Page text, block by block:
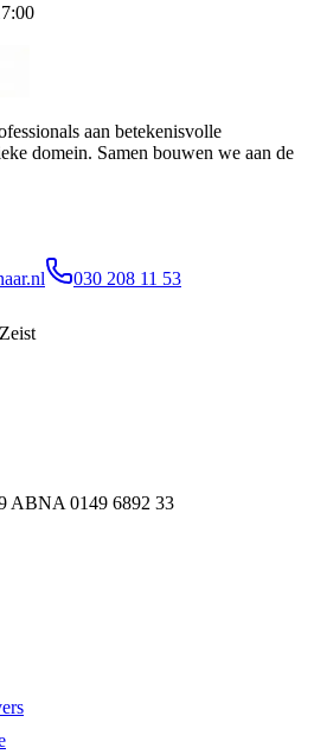
aan betekenisvolle
domein. Samen bouwen we aan de
030 208 11 53
ABNA 0149 6892 33